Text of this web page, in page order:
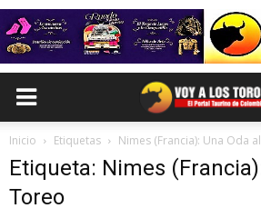
Inicio Etiquetas Nimes (Francia): Una Oda
Etiqueta: Nimes
Toreo